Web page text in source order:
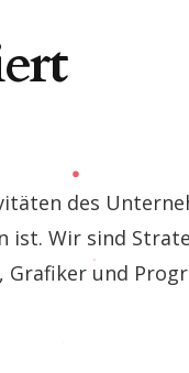
des
ist. Wir sind
Grafiker und